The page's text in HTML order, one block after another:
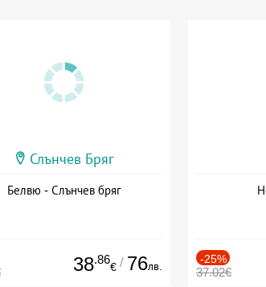
Слънчев Бряг
Белвю - Слънчев бряг
38.86
€ / 76лв.
-25%
37.02€